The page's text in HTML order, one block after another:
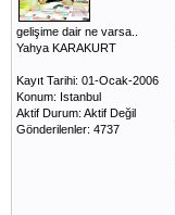
gelişime dair ne varsa..
Yahya KARAKURT
Kayıt Tarihi: 01-Ocak-2006
Konum: Istanbul
Aktif Durum: Aktif Değil
Gönderilenler: 4737